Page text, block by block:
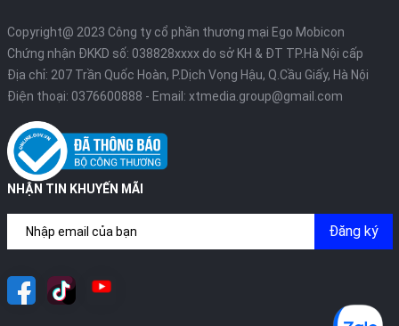
Copyright@ 2023 Công ty cổ phần thương mại Ego Mobicon
Chứng nhận ĐKKD số: 038828xxxx do sở KH & ĐT TP.Hà Nội cấp
Địa chỉ: 207 Trần Quốc Hoàn, P.Dịch Vọng Hậu, Q.Cầu Giấy, Hà Nội
Điện thoại: 0376600888 - Email: xtmedia.group@gmail.com
NHẬN TIN KHUYẾN MÃI
Đăng ký